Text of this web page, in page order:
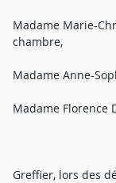
Madame Marie-
chambre,
Madame Anne-
Madame Florence
Greffier, lors des